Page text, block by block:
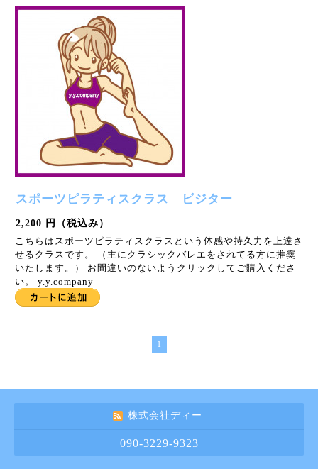
スポーツピラティスクラス ビジター
2,200 円（税込み）
こちらはスポーツピラティスクラスという体感や持久力を上達さ
せるクラスです。 （主にクラシックバレエをされてる方に推奨
いたします。） お間違いのないようクリックしてご購入くださ
い。 y.y.company
1
株式会社ディー
090-3229-9323